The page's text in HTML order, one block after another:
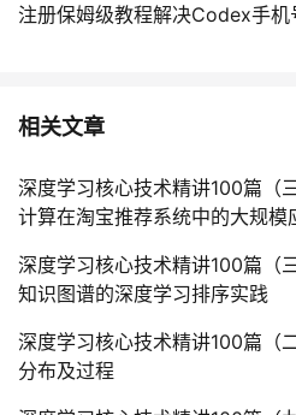
注册保姆级教程解决Codex手机
相关文章
深度学习核心技术精讲100篇（
计算在淘宝推荐系统中的大规模
深度学习核心技术精讲100篇（
知识图谱的深度学习排序实践
深度学习核心技术精讲100篇（
分布及过程